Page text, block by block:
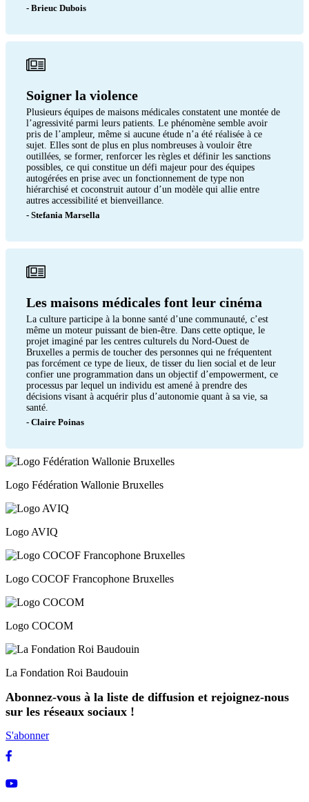
- Brieuc Dubois
Soigner la violence
Plusieurs équipes de maisons médicales constatent une montée de
l’agressivité parmi leurs patients. Le phénomène semble avoir
pris de l’ampleur, même si aucune étude n’a été réalisée à ce
sujet. Elles sont de plus en plus nombreuses à vouloir être
outillées, se former, renforcer les règles et définir les sanctions
possibles, ce qui constitue un défi majeur pour des équipes
autogérées en prise avec un fonctionnement de type non
hiérarchisé et coconstruit autour d’un modèle qui allie entre
autres accessibilité et bienveillance.
- Stefania Marsella
Les maisons médicales font leur cinéma
La culture participe à la bonne santé d’une communauté, c’est
même un moteur puissant de bien-être. Dans cette optique, le
projet imaginé par les centres culturels du Nord-Ouest de
Bruxelles a permis de toucher des personnes qui ne fréquentent
pas forcément ce type de lieux, de tisser du lien social et de leur
confier une programmation dans un objectif d’empowerment, ce
processus par lequel un individu est amené à prendre des
décisions visant à acquérir plus d’autonomie quant à sa vie, sa
santé.
- Claire Poinas
Logo Fédération Wallonie Bruxelles
Logo AVIQ
Logo COCOF Francophone Bruxelles
Logo COCOM
La Fondation Roi Baudouin
Abonnez-vous à la liste de diffusion et rejoignez-nous
sur les réseaux sociaux !
S'abonner